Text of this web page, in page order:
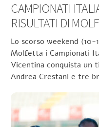
CAMPIONATI
RISULTATI DI
Lo scorso weekend
Molfetta i Campionati
Vicentina conquista un
Andrea Crestani e tre